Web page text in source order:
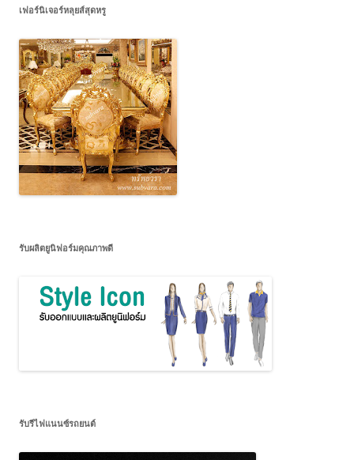
เฟอร์นิเจอร์หลุยส์สุดหรู
รับผลิตยูนิฟอร์มคุณภาพดี
รับรีไฟแนนซ์รถยนต์